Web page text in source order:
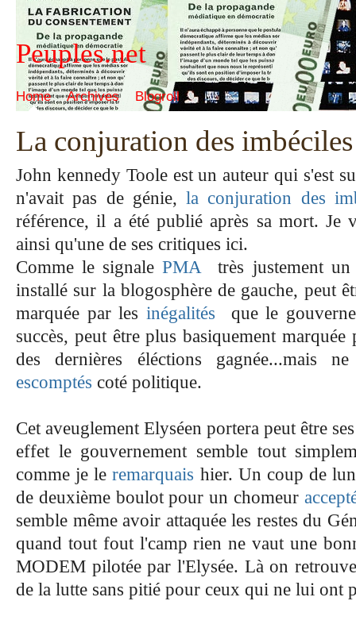
Peuples.net
Home Archives Blogroll
La conjuration des imbéciles
John kennedy Toole est un auteur qui s'est
n'avait pas de génie, la conjuration des
référence, il a été publié après sa mort. Je
ainsi qu'une de ses critiques ici.
Comme le signale PMA
très justement
installé sur la blogosphère de gauche, peut
marquée par les inégalités
que le
succès, peut être plus basiquement
des dernières éléctions gagnée...mais
escomptés coté politique.
Cet aveuglement Elyséen portera peut être
effet le gouvernement semble tout
comme je le remarquais hier. Un coup de
de deuxième boulot pour un chomeur
semble même avoir attaquée les restes du
quand tout fout l'camp rien ne vaut une
MODEM pilotée par l'Elysée. Là on
de la lutte sans pitié pour ceux qui ne lui ont